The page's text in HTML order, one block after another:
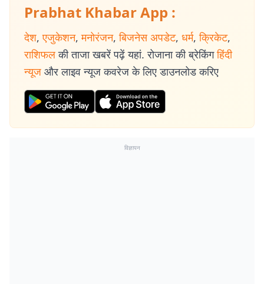
Prabhat Khabar App :
देश, एजुकेशन, मनोरंजन, बिजनेस अपडेट, धर्म, क्रिकेट,
राशिफल की ताजा खबरें पढ़ें यहां. रोजाना की ब्रेकिंग हिंदी
न्यूज और लाइव न्यूज कवरेज के लिए डाउनलोड करिए
विज्ञापन